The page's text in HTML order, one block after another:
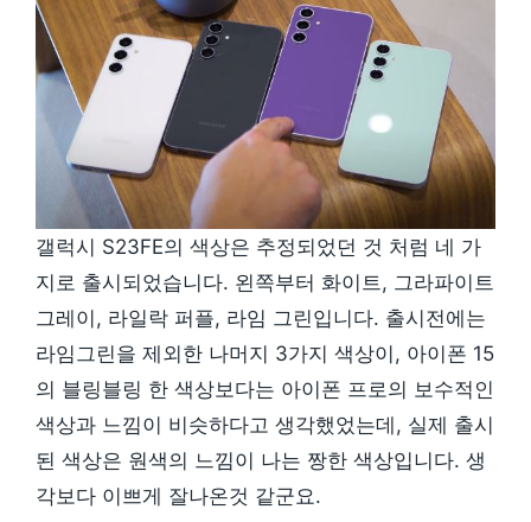
갤럭시 S23FE의 색상은 추정되었던 것 처럼 네 가
지로 출시되었습니다. 왼쪽부터 화이트, 그라파이트
그레이, 라일락 퍼플, 라임 그린입니다. 출시전에는
라임그린을 제외한 나머지 3가지 색상이, 아이폰 15
의 블링블링 한 색상보다는 아이폰 프로의 보수적인
색상과 느낌이 비슷하다고 생각했었는데, 실제 출시
된 색상은 원색의 느낌이 나는 짱한 색상입니다. 생
각보다 이쁘게 잘나온것 같군요.